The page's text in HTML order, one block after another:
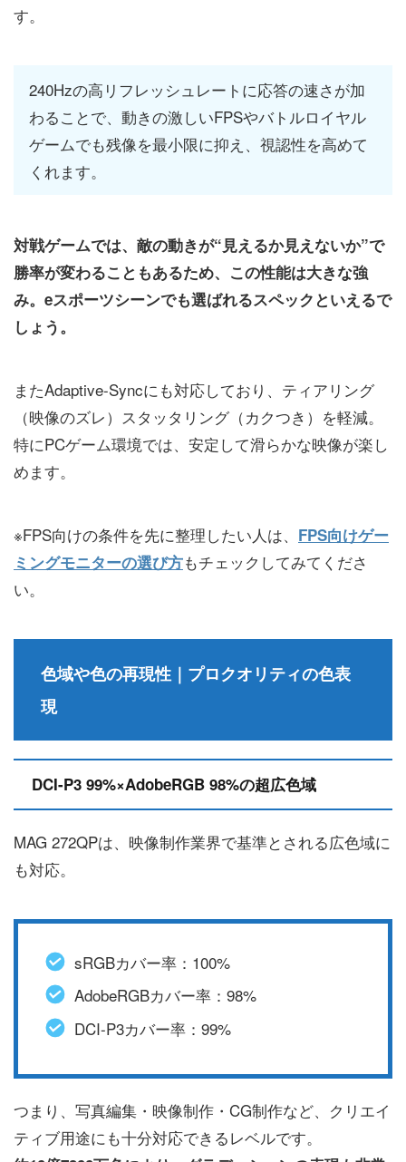
す。
240Hzの高リフレッシュレートに応答の速さが加
わることで、動きの激しいFPSやバトルロイヤル
ゲームでも残像を最小限に抑え、視認性を高めて
くれます。
対戦ゲームでは、敵の動きが“見えるか見えないか”で
勝率が変わることもあるため、この性能は大きな強
み。eスポーツシーンでも選ばれるスペックといえるで
しょう。
またAdaptive-Syncにも対応しており、ティアリング
（映像のズレ）スタッタリング（カクつき）を軽減。
特にPCゲーム環境では、安定して滑らかな映像が楽し
めます。
※FPS向けの条件を先に整理したい人は、 FPS向けゲー
ミングモニターの選び方もチェックしてみてくださ
い。
色域や色の再現性｜プロクオリティの色表
現
DCI-P3 99%×AdobeRGB 98%の超広色域
MAG 272QPは、映像制作業界で基準とされる広色域に
も対応。
sRGBカバー率：100%
AdobeRGBカバー率：98%
DCI-P3カバー率：99%
つまり、写真編集・映像制作・CG制作など、クリエイ
ティブ用途にも十分対応できるレベルです。